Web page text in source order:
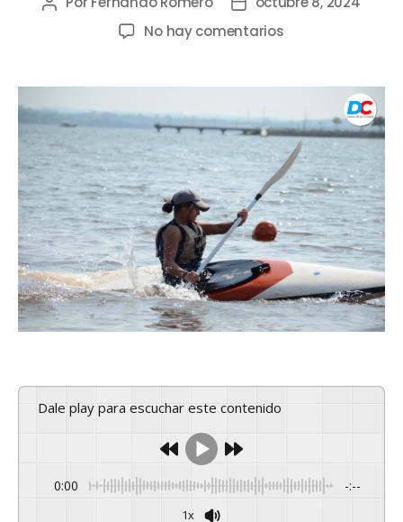
No hay comentarios
Dale play para escuchar este contenido
0:00 -:--
1x